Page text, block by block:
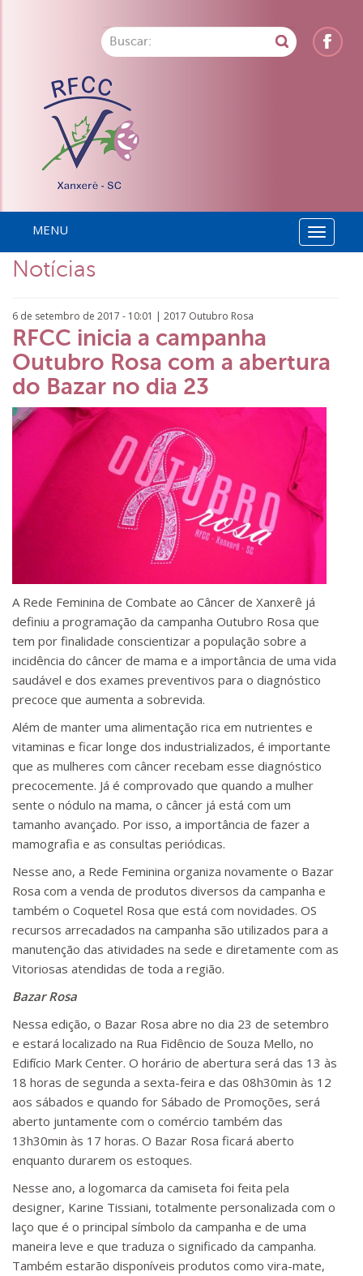
MENU
Toggle
Notícias
6 de setembro de 2017 - 10:01 | 2017 Outubro Rosa
RFCC inicia a campanha
Outubro Rosa com a abertura
do Bazar no dia 23
A Rede Feminina de Combate ao Câncer de Xanxerê já
definiu a programação da campanha Outubro Rosa que
tem por finalidade conscientizar a população sobre a
incidência do câncer de mama e a importância de uma vida
saudável e dos exames preventivos para o diagnóstico
precoce que aumenta a sobrevida.
Além de manter uma alimentação rica em nutrientes e
vitaminas e ficar longe dos industrializados, é importante
que as mulheres com câncer recebam esse diagnóstico
precocemente. Já é comprovado que quando a mulher
sente o nódulo na mama, o câncer já está com um
tamanho avançado. Por isso, a importância de fazer a
mamografia e as consultas periódicas.
Nesse ano, a Rede Feminina organiza novamente o Bazar
Rosa com a venda de produtos diversos da campanha e
também o Coquetel Rosa que está com novidades. OS
recursos arrecadados na campanha são utilizados para a
manutenção das atividades na sede e diretamente com as
Vitoriosas atendidas de toda a região.
Bazar Rosa
Nessa edição, o Bazar Rosa abre no dia 23 de setembro
e estará localizado na Rua Fidêncio de Souza Mello, no
Edifício Mark Center. O horário de abertura será das 13 às
18 horas de segunda a sexta-feira e das 08h30min às 12
aos sábados e quando for Sábado de Promoções, será
aberto juntamente com o comércio também das
13h30min às 17 horas. O Bazar Rosa ficará aberto
enquanto durarem os estoques.
Nesse ano, a logomarca da camiseta foi feita pela
designer, Karine Tissiani, totalmente personalizada com o
laço que é o principal símbolo da campanha e de uma
maneira leve e que traduza o significado da campanha.
Também estarão disponíveis produtos como vira-mate,